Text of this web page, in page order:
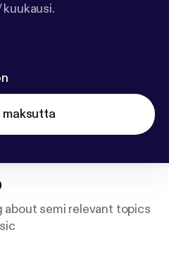
about semi relevant topics